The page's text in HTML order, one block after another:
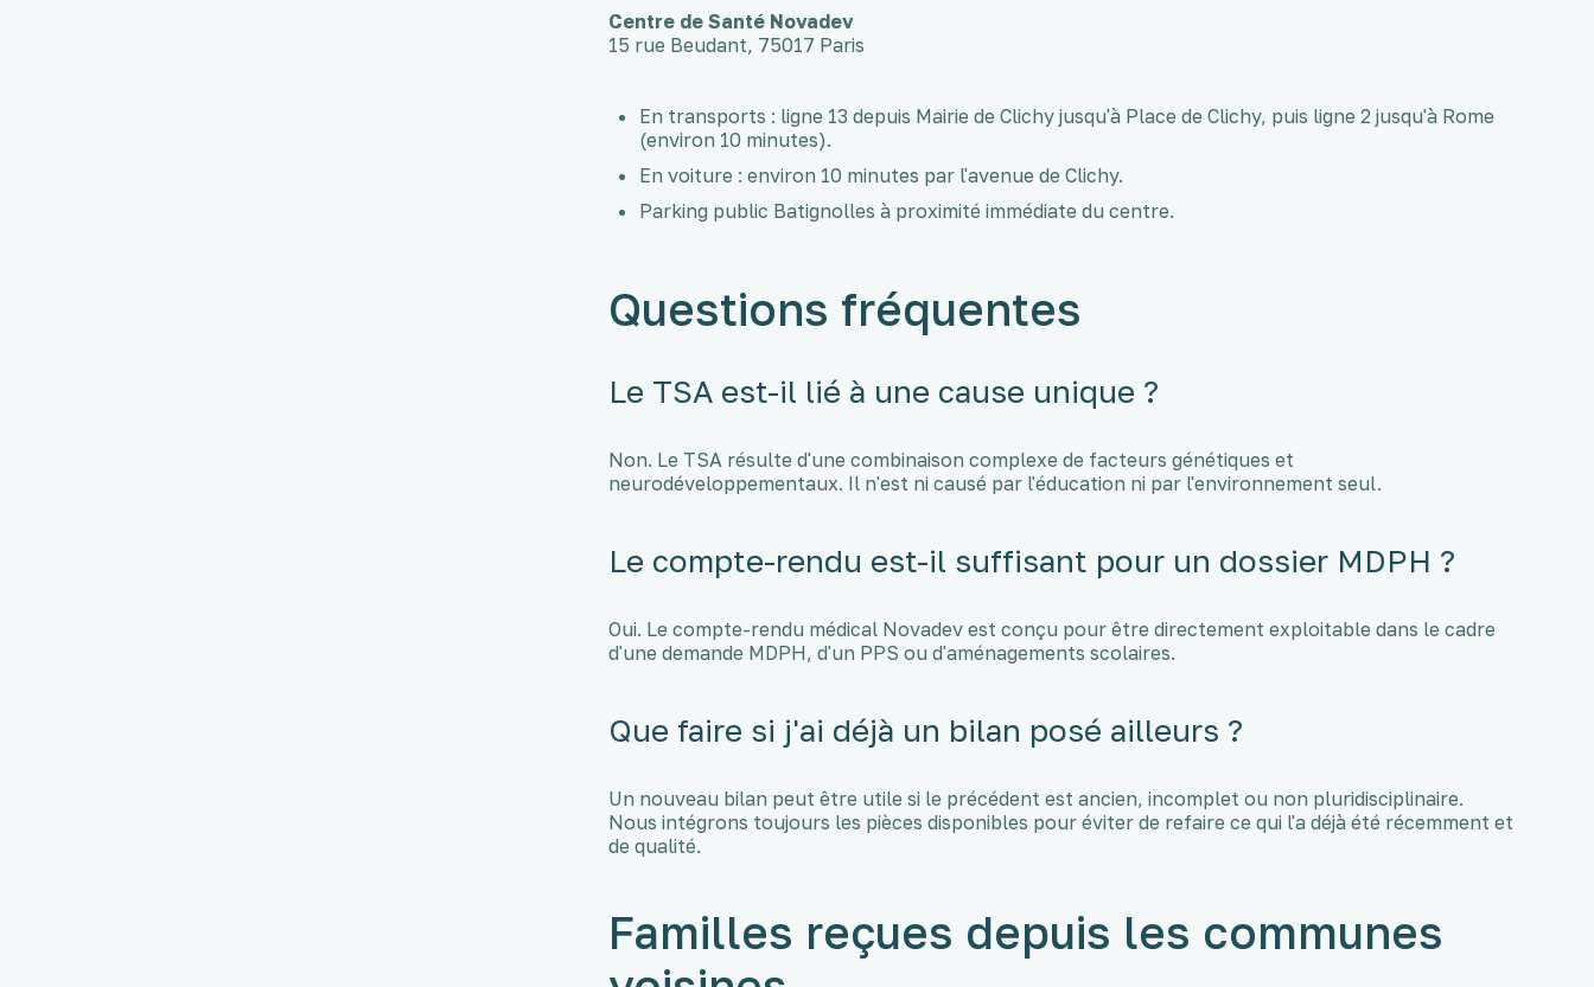
Centre de Santé Novadev
15 rue Beudant, 75017 Paris
En transports : ligne 13 depuis Mairie de Clichy jusqu'à Place de Clichy, puis ligne 2 jusqu'à Rome
(environ 10 minutes).
En voiture : environ 10 minutes par l'avenue de Clichy.
Parking public Batignolles à proximité immédiate du centre.
Questions fréquentes
Le TSA est-il lié à une cause unique ?
Non. Le TSA résulte d'une combinaison complexe de facteurs génétiques et
neurodéveloppementaux. Il n'est ni causé par l'éducation ni par l'environnement seul.
Le compte-rendu est-il suffisant pour un dossier MDPH ?
Oui. Le compte-rendu médical Novadev est conçu pour être directement exploitable dans le cadre
d'une demande MDPH, d'un PPS ou d'aménagements scolaires.
Que faire si j'ai déjà un bilan posé ailleurs ?
Un nouveau bilan peut être utile si le précédent est ancien, incomplet ou non pluridisciplinaire.
Nous intégrons toujours les pièces disponibles pour éviter de refaire ce qui l'a déjà été récemment et
de qualité.
Familles reçues depuis les communes